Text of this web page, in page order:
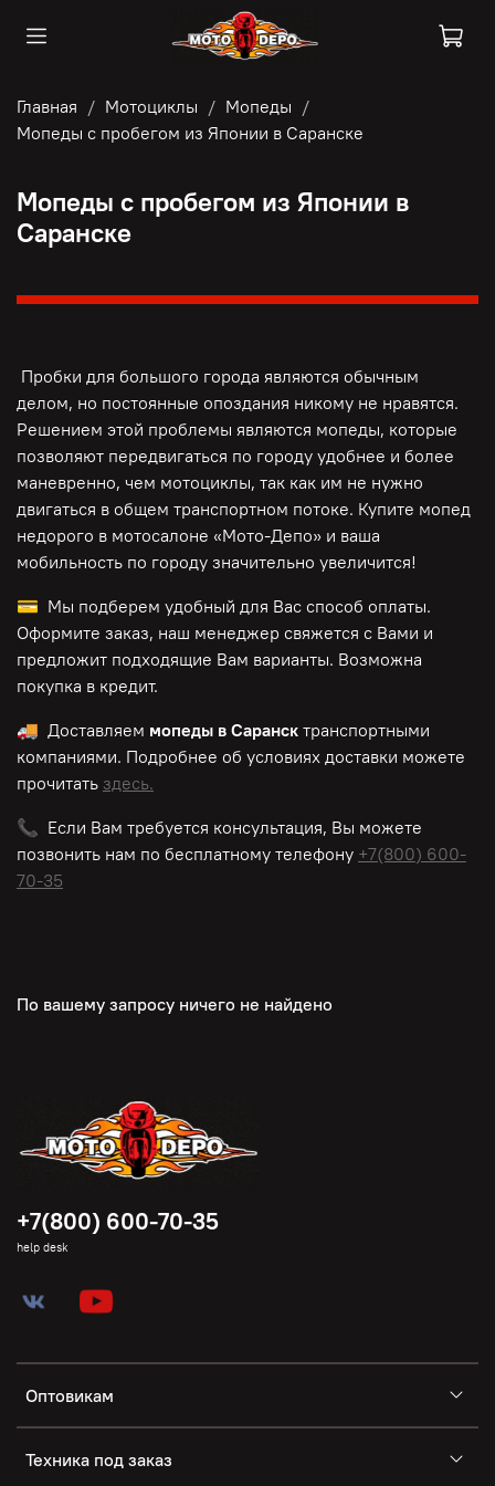
Главная Мотоциклы
Мопеды
Мопеды с пробегом из Японии в Саранске
Мопеды с пробегом из Японии в
Саранске
Пробки для большого города являются обычным
делом, но постоянные опоздания никому не нравятся.
Решением этой проблемы являются мопеды, которые
позволяют передвигаться по городу удобнее и более
маневренно, чем мотоциклы, так как им не нужно
двигаться в общем транспортном потоке. Купите мопед
недорого в мотосалоне «Мото-Депо» и ваша
мобильность по городу значительно увеличится!
💳 Мы подберем удобный для Вас способ оплаты.
Оформите заказ, наш менеджер свяжется с Вами и
предложит подходящие Вам варианты. Возможна
покупка в кредит.
🚚 Доставляем мопеды в Саранск транспортными
компаниями. Подробнее об условиях доставки можете
прочитать здесь.
📞 Если Вам требуется консультация, Вы можете
позвонить нам по бесплатному телефону +7(800) 600-
70-35
По вашему запросу ничего не найдено
Оптовикам
Техника под заказ
+7(800) 600-70-35
help desk